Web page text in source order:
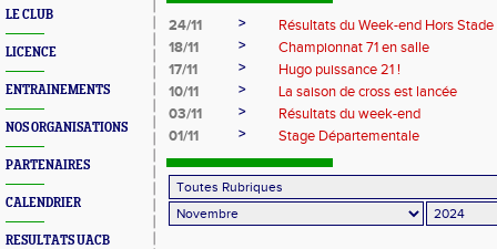
LE CLUB
LICENCE
ENTRAINEMENTS
NOS ORGANISATIONS
PARTENAIRES
CALENDRIER
RESULTATS UACB
24/11 >
Résultats du Week-end Hors Stade
18/11
>
Championnat 71 en salle
17/11
>
Hugo puissance 21 !
10/11
>
La saison de cross est lancée
03/11
>
Résultats du week-end
01/11
> Stage Départementale